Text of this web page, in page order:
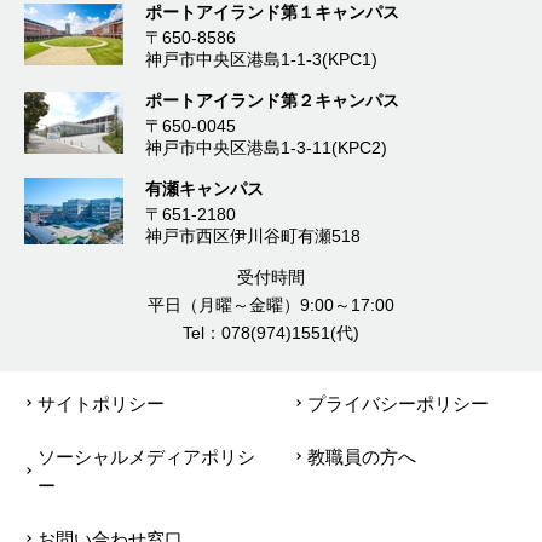
ポートアイランド第１キャンパス
〒650-8586
神戸市中央区港島1-1-3(KPC1)
ポートアイランド第２キャンパス
〒650-0045
神戸市中央区港島1-3-11(KPC2)
有瀬キャンパス
〒651-2180
神戸市西区伊川谷町有瀬518
受付時間
平日（月曜～金曜）9:00～17:00
Tel：078(974)1551(代)
サイトポリシー プライバシーポリシー
ソーシャルメディアポリシ
ー
教職員の方へ